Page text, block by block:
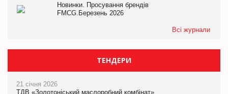
Новинки. Просування брендів
FMCG.Березень 2026
Всі журнали
ТЕНДЕРИ
21 січня 2026
ТДВ «Золотоніський маслоробний комбінат»